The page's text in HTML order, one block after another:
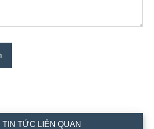
TIN TỨC LIÊN QUAN